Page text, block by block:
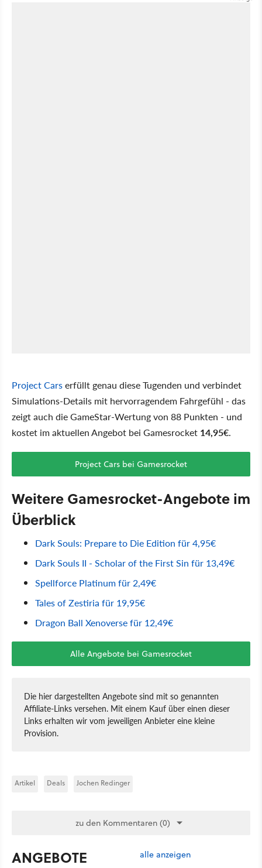
Project Carserfüllt genau diese Tugenden und verbindet
Simulations-Details mit hervorragendem Fahrgefühl - das
zeigt auch die GameStar-Wertung von 88 Punkten - und
kostet im aktuellen Angebot bei Gamesrocket 14,95€.
Project Cars bei Gamesrocket
Weitere Gamesrocket-Angebote im
Überblick
Dark Souls: Prepare to Die Edition für 4,95€
Dark Souls II - Scholar of the First Sin für 13,49€
Spellforce Platinum für 2,49€
Tales of Zestiria für 19,95€
Dragon Ball Xenoverse für 12,49€
Alle Angebote bei Gamesrocket
Die hier dargestellten Angebote sind mit so genannten
Affiliate-Links versehen. Mit einem Kauf über einen dieser
Links erhalten wir vom jeweiligen Anbieter eine kleine
Provision.
Artikel Deals Jochen Redinger
zu den Kommentaren (0)
ANGEBOTE alle anzeigen